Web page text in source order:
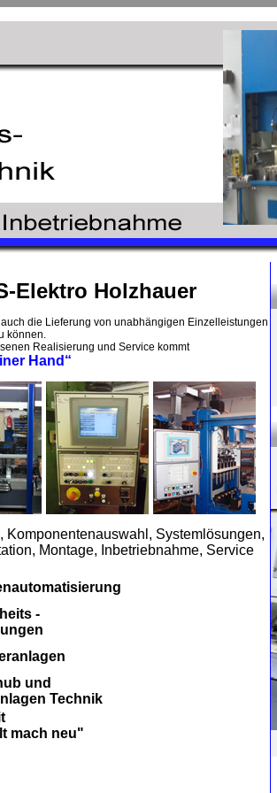
Elektro Holzhauer
die Lieferung von unabhängigen Einzelleistungen
können.
Realisierung und Service kommt
Hand“
Systemlösungen,
Montage, Inbetriebnahme, Service
-
und
Technik
mach neu"